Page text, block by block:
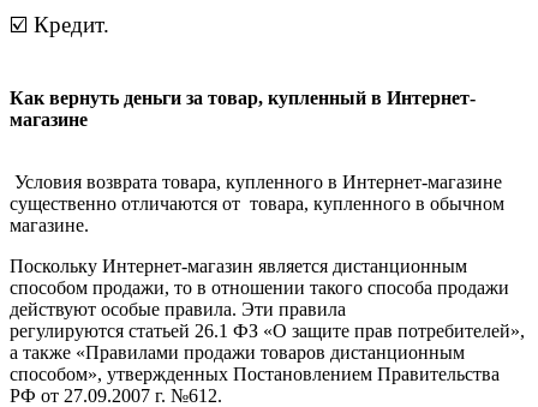
☑️ Кредит.
Как вернуть деньги за товар, купленный в Интернет-
магазине
Условия возврата товара, купленного в Интернет-магазине
существенно отличаются от товара, купленного в обычном
магазине.
Поскольку Интернет-магазин является дистанционным
способом продажи, то в отношении такого способа продажи
действуют особые правила. Эти правила
регулируются статьей 26.1 ФЗ «О защите прав потребителей»,
а также «Правилами продажи товаров дистанционным
способом», утвержденных Постановлением Правительства
РФ от 27.09.2007 г. №612.